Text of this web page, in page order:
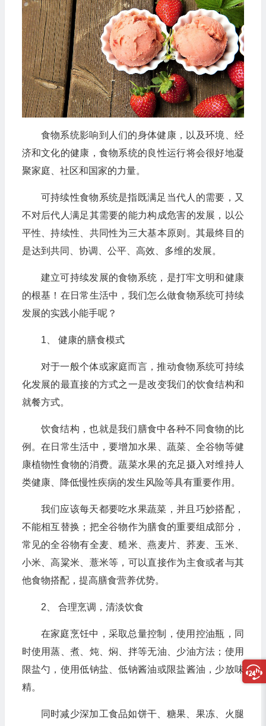
食物系统影响到人们的身体健康，以及环境、经
济和文化的健康，食物系统的良性运行将会很好地凝
聚家庭、社区和国家的力量。
可持续性食物系统是指既满足当代人的需要，又
不对后代人满足其需要的能力构成危害的发展，以公
平性、持续性、共同性为三大基本原则。其最终目的
是达到共同、协调、公平、高效、多维的发展。
建立可持续发展的食物系统，是打牢文明和健康
的根基！在日常生活中，我们怎么做食物系统可持续
发展的实践小能手呢？
1、 健康的膳食模式
对于一般个体或家庭而言，推动食物系统可持续
化发展的最直接的方式之一是改变我们的饮食结构和
就餐方式。
饮食结构，也就是我们膳食中各种不同食物的比
例。在日常生活中，要增加水果、蔬菜、全谷物等健
康植物性食物的消费。蔬菜水果的充足摄入对维持人
类健康、降低慢性疾病的发生风险等具有重要作用。
我们应该每天都要吃水果蔬菜，并且巧妙搭配，
不能相互替换；把全谷物作为膳食的重要组成部分，
常见的全谷物有全麦、糙米、燕麦片、荞麦、玉米、
小米、高粱米、薏米等，可以直接作为主食或者与其
他食物搭配，提高膳食营养优势。
2、 合理烹调，清淡饮食
在家庭烹饪中，采取总量控制，使用控油瓶，同
时使用蒸、煮、炖、焖、拌等无油、少油方法；使用
限盐勺，使用低钠盐、低钠酱油或限盐酱油，少放味
精。
同时减少深加工食品如饼干、糖果、果冻、火腿